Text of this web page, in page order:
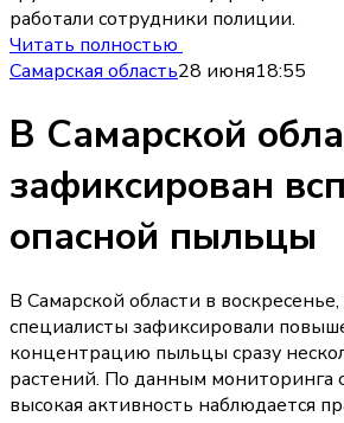
работали сотрудники полиции.
Читать полностью
Самарская область28 июня18:55
В Самарской
зафиксирован
опасной пыльцы
В Самарской области в
специалисты зафиксировали
концентрацию пыльцы сразу
растений. По данным мониторинга
высокая активность наблюдается